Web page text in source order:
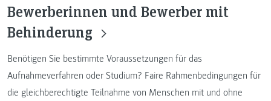
Bewerberinnen und Bewerber mit
Behinderung
Benötigen Sie bestimmte Voraussetzungen für das
Aufnahmeverfahren oder Studium? Faire Rahmenbedingungen für
die gleichberechtigte Teilnahme von Menschen mit und ohne